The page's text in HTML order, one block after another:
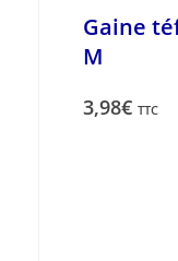
Gaine
M
3,98€ TTC